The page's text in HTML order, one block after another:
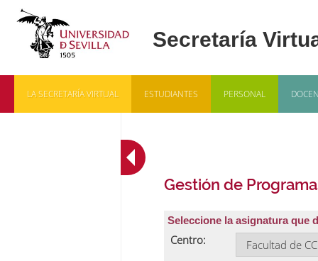
LA SECRETARÍA VIRTUAL ESTUDIANTES PERSONAL
Gestión de
Seleccione la asignatura que
Centro: